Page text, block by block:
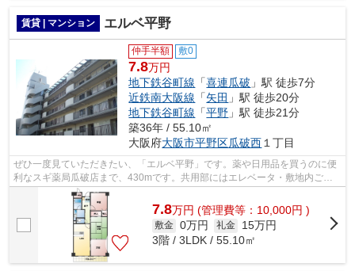
賃貸 | マンション エルベ平野
仲手半額 敷0
7.8万円
地下鉄谷町線 「喜連瓜破 」駅 徒歩7分
近鉄南大阪線 「矢田 」駅 徒歩20分
地下鉄谷町線 「平野 」駅 徒歩21分
築36年 / 55.10㎡
大阪府大阪市平野区瓜破西 １丁目
ぜひ一度見ていただきたい、「エルベ平野」です。薬や日用品を買うのに便
利なスギ薬局瓜破店まで、430mです。共用部にはエレベータ・敷地内ごみ
置き場などが揃っており、とても充実し...
7.8万円 (管理費等：10,000円 )
敷金 0万円 礼金
15万円
3階 / 3LDK / 55.10㎡